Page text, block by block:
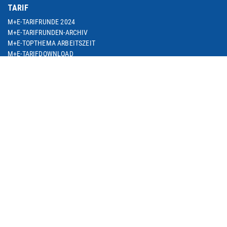
TARIF
M+E-TARIFRUNDE 2024
M+E-TARIFRUNDEN-ARCHIV
M+E-TOPTHEMA ARBEITSZEIT
M+E-TARIFDOWNLOAD